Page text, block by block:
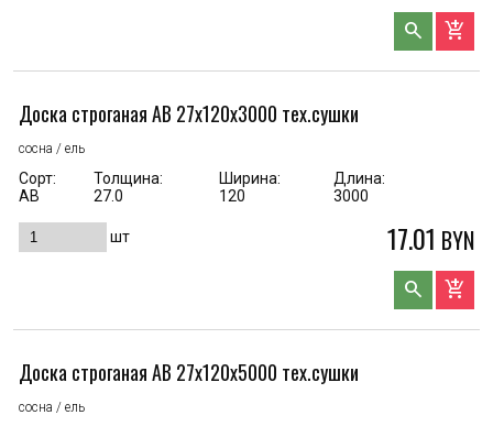
search add_shopping_cart
Доска строганая AB 27x120x3000 тех.сушки
сосна / ель
Сорт:
AB
Толщина:
27.0
Ширина:
120
Длина:
3000
шт 17.01 BYN
search add_shopping_cart
Доска строганая AB 27x120x5000 тех.сушки
сосна / ель